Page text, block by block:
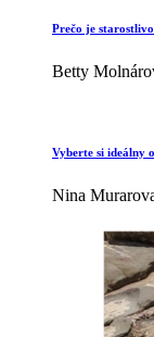
Prečo je
Betty
Vyberte si ideálny
Nina